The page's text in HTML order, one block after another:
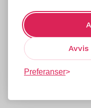
Preferanser